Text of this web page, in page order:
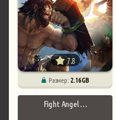
7.8
Размер:2.16 GB
Fight Angel …